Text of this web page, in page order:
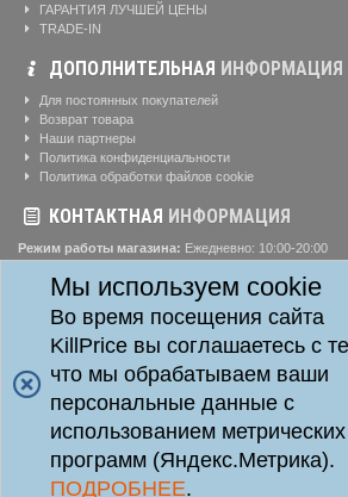
Мы используем cookie
Во время посещения сайта
KillPrice вы соглашаетесь с
что мы обрабатываем ваши
персональные данные с
использованием метрических
программ (Яндекс.Метрика).
ПОДРОБНЕЕ.
ГАРАНТИЯ ЛУЧШЕЙ ЦЕНЫ
TRADE-IN
ДОПОЛНИТЕЛЬНАЯ ИНФОРМАЦИЯ
Для постоянных покупателей
Возврат товара
Наши партнеры
Политика конфиденциальности
Политика обработки файлов cookie
КОНТАКТНАЯ ИНФОРМАЦИЯ
Режим работы магазина: Ежедневно: 10:00-20:00
8-904-895-02-20
Адрес: г. Красноярск, ул. Алексеева, д. 24, офис 41
Killprice24 © 2014 - 2026
Killprice24 Магазин цифровой техники.
товаров уточняйте по телефону. Производители оставляют за
технические характеристики и внешний вид товаров без